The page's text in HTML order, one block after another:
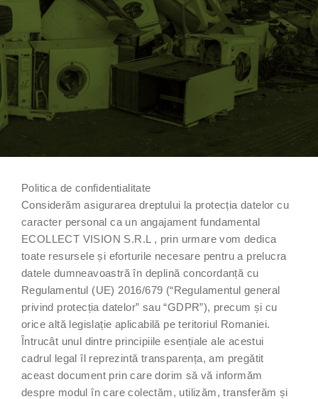
Politica de confidentialitate
Considerăm asigurarea dreptului la protecția datelor cu
caracter personal ca un angajament fundamental
ECOLLECT VISION S.R.L , prin urmare vom dedica
toate resursele și eforturile necesare pentru a prelucra
datele dumneavoastră în deplină concordanță cu
Regulamentul (UE) 2016/679 (“Regulamentul general
privind protecția datelor” sau “GDPR”), precum și cu
orice altă legislație aplicabilă pe teritoriul Romaniei.
Întrucât unul dintre principiile esențiale ale acestui
cadrul legal îl reprezintă transparența, am pregătit
aceast document prin care dorim să vă informăm
despre modul în care colectăm, utilizăm, transferăm și